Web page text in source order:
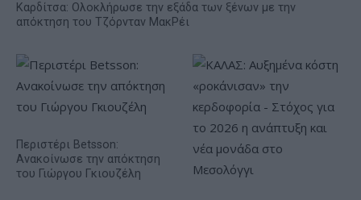
Καρδίτσα: Ολοκλήρωσε την εξάδα των ξένων με την
απόκτηση του Τζόρνταν ΜακΡέι
Περιστέρι Betsson:
Ανακοίνωσε την απόκτηση
του Γιώργου Γκιουζέλη